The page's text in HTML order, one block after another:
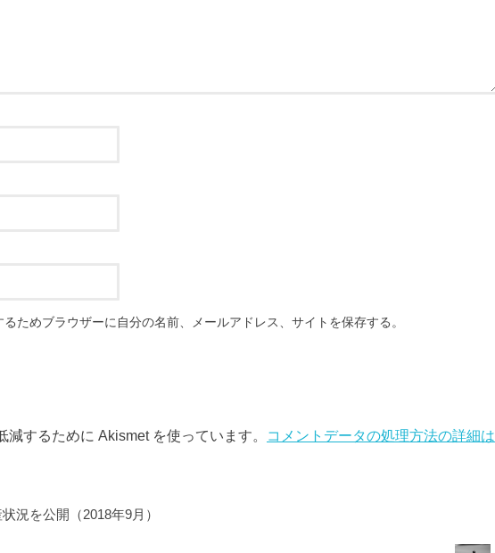
ためブラウザーに自分の名前、メールアドレス、サイトを保存する。
減するために Akismet を使っています。
コメントデータの処理方法の詳細は
況を公開（2018年9月）